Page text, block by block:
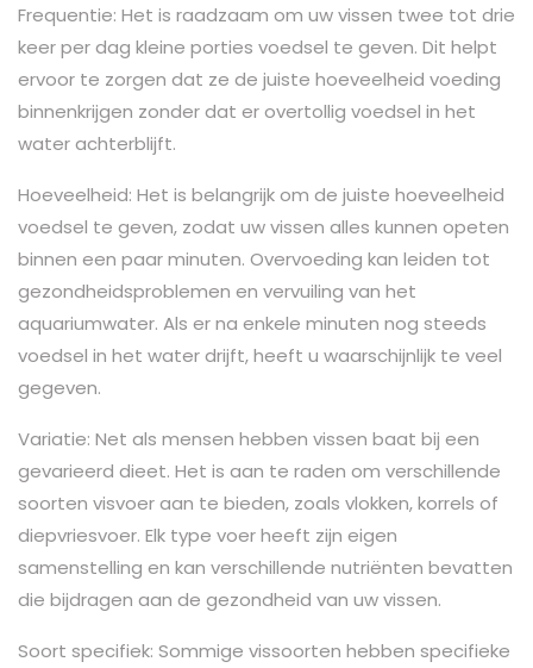
Frequentie: Het is raadzaam om uw vissen twee tot drie
keer per dag kleine porties voedsel te geven. Dit helpt
ervoor te zorgen dat ze de juiste hoeveelheid voeding
binnenkrijgen zonder dat er overtollig voedsel in het
water achterblijft.
Hoeveelheid: Het is belangrijk om de juiste hoeveelheid
voedsel te geven, zodat uw vissen alles kunnen opeten
binnen een paar minuten. Overvoeding kan leiden tot
gezondheidsproblemen en vervuiling van het
aquariumwater. Als er na enkele minuten nog steeds
voedsel in het water drijft, heeft u waarschijnlijk te veel
gegeven.
Variatie: Net als mensen hebben vissen baat bij een
gevarieerd dieet. Het is aan te raden om verschillende
soorten visvoer aan te bieden, zoals vlokken, korrels of
diepvriesvoer. Elk type voer heeft zijn eigen
samenstelling en kan verschillende nutriënten bevatten
die bijdragen aan de gezondheid van uw vissen.
Soort specifiek: Sommige vissoorten hebben specifieke